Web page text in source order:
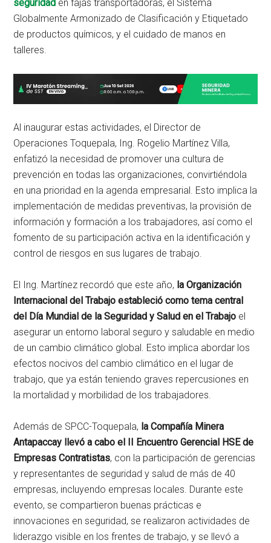
seguridad en fajas transportadoras, el Sistema
Globalmente Armonizado de Clasificación y Etiquetado
de productos químicos, y el cuidado de manos en
talleres.
Al inaugurar estas actividades, el Director de
Operaciones Toquepala, Ing. Rogelio Martínez Villa,
enfatizó la necesidad de promover una cultura de
prevención en todas las organizaciones, convirtiéndola
en una prioridad en la agenda empresarial. Esto implica la
implementación de medidas preventivas, la provisión de
información y formación a los trabajadores, así como el
fomento de su participación activa en la identificación y
control de riesgos en sus lugares de trabajo.
El Ing. Martínez recordó que este año, la Organización
Internacional del Trabajo estableció como tema central
del Día Mundial de la Seguridad y Salud en el Trabajo el
asegurar un entorno laboral seguro y saludable en medio
de un cambio climático global. Esto implica abordar los
efectos nocivos del cambio climático en el lugar de
trabajo, que ya están teniendo graves repercusiones en
la mortalidad y morbilidad de los trabajadores.
Además de SPCC-Toquepala, la Compañía Minera
Antapaccay llevó a cabo el II Encuentro Gerencial HSE de
Empresas Contratistas, con la participación de gerencias
y representantes de seguridad y salud de más de 40
empresas, incluyendo empresas locales. Durante este
evento, se compartieron buenas prácticas e
innovaciones en seguridad, se realizaron actividades de
liderazgo visible en los frentes de trabajo, y se llevó a